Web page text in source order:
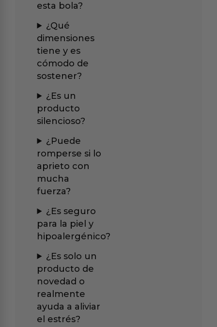
esta bola?
¿Qué
dimensiones
tiene y es
cómodo de
sostener?
¿Es un
producto
silencioso?
¿Puede
romperse si lo
aprieto con
mucha
fuerza?
¿Es seguro
para la piel y
hipoalergénico?
¿Es solo un
producto de
novedad o
realmente
ayuda a aliviar
el estrés?